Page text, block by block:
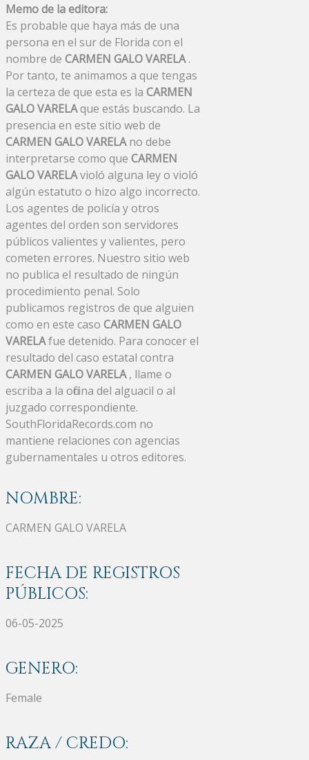
Memo de la editora:
Es probable que haya más de una
persona en el sur de Florida con el
nombre de CARMEN GALO VARELA.
Por tanto, te animamos a que tengas
la certeza de que esta es la CARMEN
GALO VARELAque estás buscando. La
presencia en este sitio web de
CARMEN GALO VARELAno debe
interpretarse como que CARMEN
GALO VARELAvioló alguna ley o violó
algún estatuto o hizo algo incorrecto.
Los agentes de policía y otros
agentes del orden son servidores
públicos valientes y valientes, pero
cometen errores. Nuestro sitio web
no publica el resultado de ningún
procedimiento penal. Solo
publicamos registros de que alguien
como en este caso CARMEN GALO
VARELAfue detenido. Para conocer el
resultado del caso estatal contra
CARMEN GALO VARELA, llame o
escriba a la oficina del alguacil o al
juzgado correspondiente.
SouthFloridaRecords.com no
mantiene relaciones con agencias
gubernamentales u otros editores.
NOMBRE:
CARMEN GALO VARELA
FECHA DE REGISTROS
PÚBLICOS:
06-05-2025
GENERO:
Female
RAZA / CREDO: